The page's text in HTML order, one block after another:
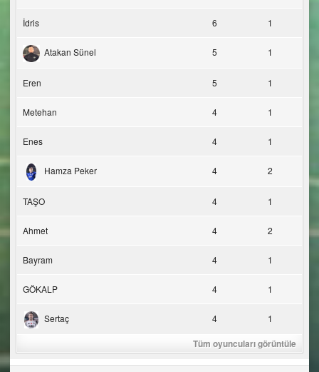
İdris 6 1
Atakan Sünel 5 1
Eren 5 1
Metehan 4 1
Enes 4 1
Hamza Peker 4 2
TAŞO 4 1
Ahmet 4 2
Bayram 4 1
GÖKALP 4 1
Sertaç 4 1
Tüm oyuncuları görüntüle